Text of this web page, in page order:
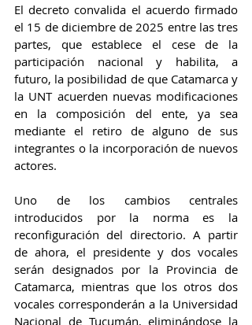
El decreto convalida el acuerdo firmado
el 15 de diciembre de 2025 entre las tres
partes, que establece el cese de la
participación nacional y habilita, a
futuro, la posibilidad de que Catamarca y
la UNT acuerden nuevas modificaciones
en la composición del ente, ya sea
mediante el retiro de alguno de sus
integrantes o la incorporación de nuevos
actores.
Uno de los cambios centrales
introducidos por la norma es la
reconfiguración del directorio. A partir
de ahora, el presidente y dos vocales
serán designados por la Provincia de
Catamarca, mientras que los otros dos
vocales corresponderán a la Universidad
Nacional de Tucumán, eliminándose la